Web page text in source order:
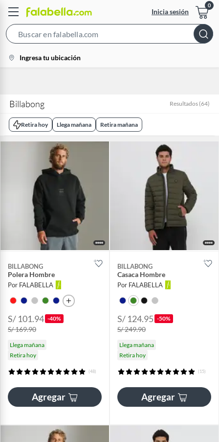
Inicia sesión
Bar
location-
icon
Ingresa tu ubicación
Billabong Resultados (64)
Retira hoy Llega mañana Retira mañana
BILLABONG
Polera Hombre
Por FALABELLA
S/ 101.94 -40%
S/ 169.90
Llega mañana
Retira hoy
(48)
Agregar
BILLABONG
Casaca Hombre
Por FALABELLA
S/ 124.95 -50%
S/ 249.90
Llega mañana
Retira hoy
(15)
Agregar